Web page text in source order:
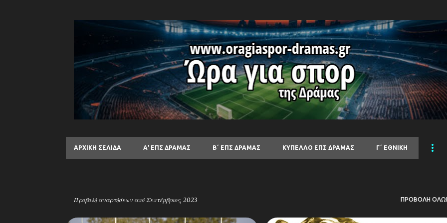
ΑΡΧΙΚΉ ΣΕΛΊΔΑ Α' ΕΠΣ ΔΡΑΜΑΣ Β΄ ΕΠΣ ΔΡΑΜΑΣ ΚΥΠΕΛΛΟ ΕΠΣ ΔΡΑΜΑΣ Γ΄ ΕΘΝΙΚΗ
Προβολή αναρτήσεων από Σεπτέμβριος, 2023 ΠΡΟΒΟΛΉ